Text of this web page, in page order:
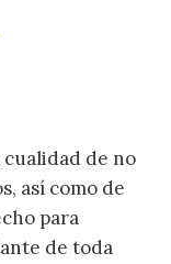
cualidad de no
así como de
para
de toda